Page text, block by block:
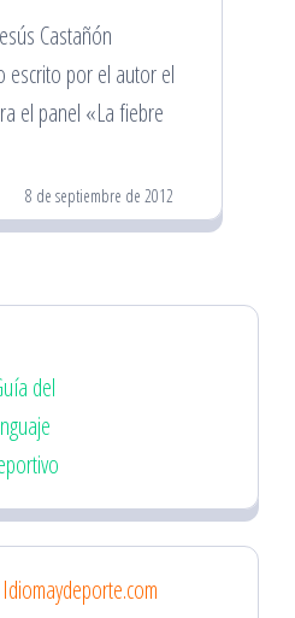
Castañón
escrito por el autor el
el panel «La fiebre
8 de septiembre de 2012
del